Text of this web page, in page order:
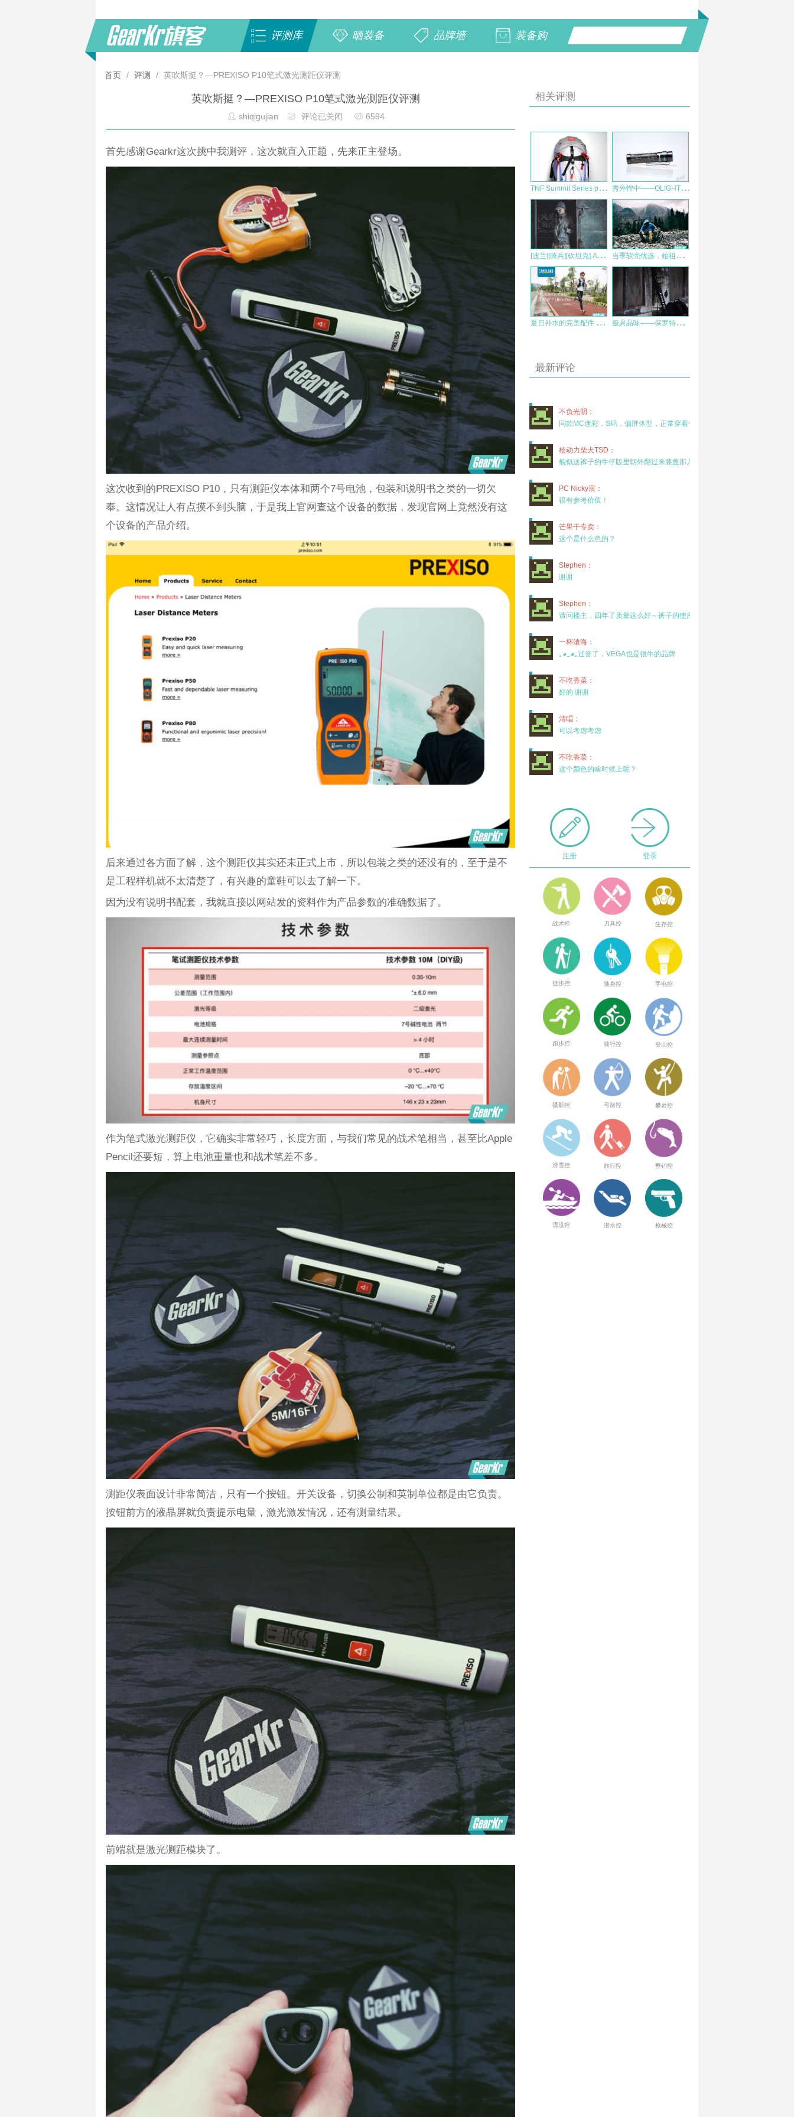
评测库 晒装备 品牌墙 装备购
首页 / 评测 / 英吹斯挺？—PREXISO P10笔式激光测距仪评测
英吹斯挺？—PREXISO P10笔式激光测距仪评测
shiqigujian 评论已关闭 6594
首先感谢Gearkr这次挑中我测评，这次就直入正题，先来正主登场。
这次收到的PREXISO P10，只有测距仪本体和两个7号电池，包装和说明书之类的一切欠
奉。这情况让人有点摸不到头脑，于是我上官网查这个设备的数据，发现官网上竟然没有这
个设备的产品介绍。
后来通过各方面了解，这个测距仪其实还未正式上市，所以包装之类的还没有的，至于是不
是工程样机就不太清楚了，有兴趣的童鞋可以去了解一下。
因为没有说明书配套，我就直接以网站发的资料作为产品参数的准确数据了。
作为笔式激光测距仪，它确实非常轻巧，长度方面，与我们常见的战术笔相当，甚至比Apple
Pencil还要短，算上电池重量也和战术笔差不多。
测距仪表面设计非常简洁，只有一个按钮。开关设备，切换公制和英制单位都是由它负责。
按钮前方的液晶屏就负责提示电量，激光激发情况，还有测量结果。
前端就是激光测距模块了。
相关评测
T
NF Summit Series prophet 45背包 秀
外悍中——OLIGHT S2R Baton II使用评测
[
波兰][骑兵][砍坦克].AVI？？——Helikon赫利肯 Trooper Jacket轻骑兵软壳夹克测评 当
季软壳优选，始祖鸟Gamma LT连帽衣
夏
日补水的完美配件 CRUX™ Ultra Pro 水袋背心 极
具品味——保罗特工战术防身雨伞简评
最新评论
不负光阴：
同款MC迷彩，S码，偏胖体型，正常穿着一年半，没
核动力柴犬TSD：
貌似这裤子的牛仔版里朝外翻过来膝盖那儿有放护膝的
PC Nicky宸：
很有参考价值！
芒果干专卖：
这个是什么色的？
Stephen：
谢谢
Stephen：
请问楼主，四年了质量这么好～裤子的使用率高吗？
一杯滄海：
｡◕‿◕｡过誉了，VEGA也是很牛的品牌
不吃香菜：
好的 谢谢
清唱：
可以考虑考虑
不吃香菜：
这个颜色的啥时候上呢？
注册 登录
战术控 刀具控 生存控
徒步控 随身控 手电控
跑步控 骑行控 登山控
摄影控 弓箭控 攀岩控
滑雪控 旅行控 垂钓控
漂流控 潜水控 枪械控